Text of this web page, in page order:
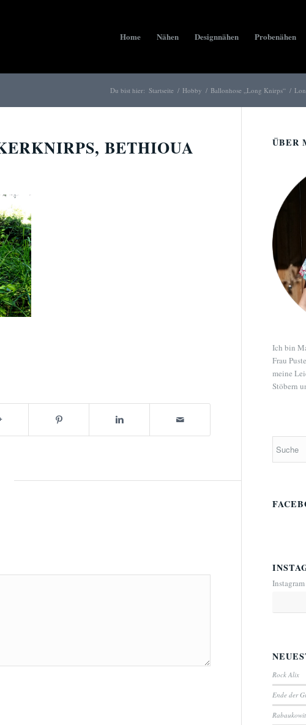
Home Nähen Designnähen Probenähen
Du bist hier: Startseite / Hobby / Ballonhose „Long Knirps“ /
BETHIOUA
ÜBER
Ich bin
Frau
meine
Stöbern
Rock Alix
Ende der